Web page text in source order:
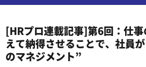
[HRプロ連載記事]第6回：仕
えて納得させることで、社員
のマネジメント”